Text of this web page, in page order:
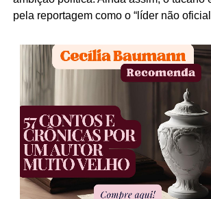
pela reportagem como o “líder não